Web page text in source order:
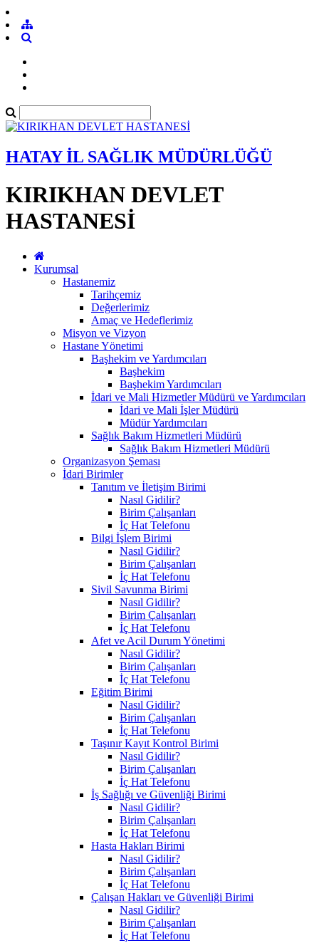
HATAY İL SAĞLIK MÜDÜRLÜĞÜ
KIRIKHAN DEVLET
HASTANESİ
Kurumsal
Hastanemiz
Tarihçemiz
Değerlerimiz
Amaç ve Hedeflerimiz
Misyon ve Vizyon
Hastane Yönetimi
Başhekim ve Yardımcıları
Başhekim
Başhekim Yardımcıları
İdari ve Mali Hizmetler Müdürü ve Yardımcıları
İdari ve Mali İşler Müdürü
Müdür Yardımcıları
Sağlık Bakım Hizmetleri Müdürü
Sağlık Bakım Hizmetleri Müdürü
Organizasyon Şeması
İdari Birimler
Tanıtım ve İletişim Birimi
Nasıl Gidilir?
Birim Çalışanları
İç Hat Telefonu
Bilgi İşlem Birimi
Nasıl Gidilir?
Birim Çalışanları
İç Hat Telefonu
Sivil Savunma Birimi
Nasıl Gidilir?
Birim Çalışanları
İç Hat Telefonu
Afet ve Acil Durum Yönetimi
Nasıl Gidilir?
Birim Çalışanları
İç Hat Telefonu
Eğitim Birimi
Nasıl Gidilir?
Birim Çalışanları
İç Hat Telefonu
Taşınır Kayıt Kontrol Birimi
Nasıl Gidilir?
Birim Çalışanları
İç Hat Telefonu
İş Sağlığı ve Güvenliği Birimi
Nasıl Gidilir?
Birim Çalışanları
İç Hat Telefonu
Hasta Hakları Birimi
Nasıl Gidilir?
Birim Çalışanları
İç Hat Telefonu
Çalışan Hakları ve Güvenliği Birimi
Nasıl Gidilir?
Birim Çalışanları
İç Hat Telefonu